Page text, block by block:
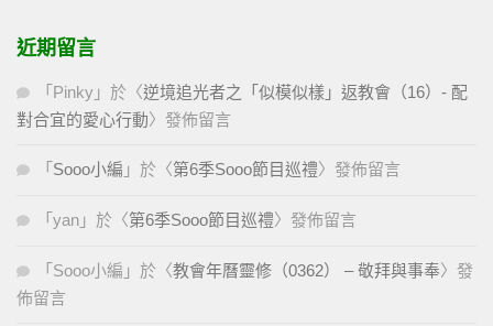
近期留言
「 Pinky 」於〈逆境追光者之「似模似樣」返教會（16）- 配
對合宜的愛心行動〉發佈留言
「 Sooo小編 」於〈第6季Sooo節目巡禮〉發佈留言
「 yan 」於〈第6季Sooo節目巡禮〉發佈留言
「 Sooo小編 」於〈教會年曆靈修（0362） – 敬拜與事奉〉發
佈留言